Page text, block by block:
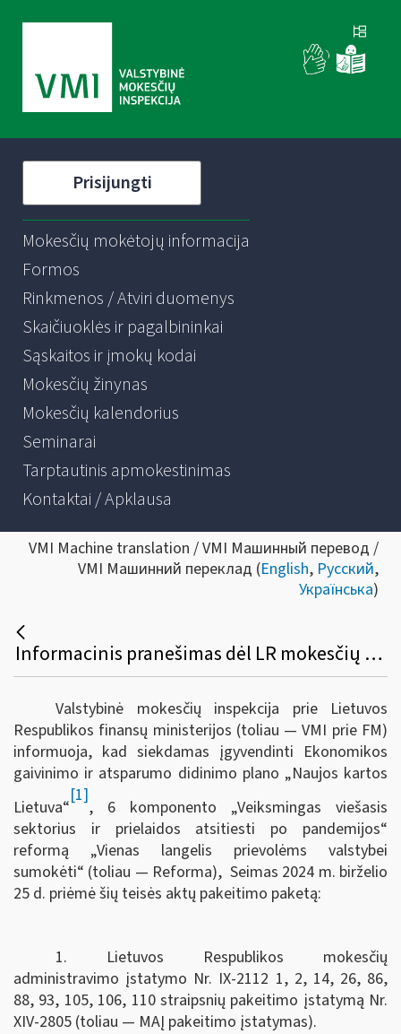
Prisijungti
Mokesčių mokėtojų informacija
Formos
Rinkmenos / Atviri duomenys
Skaičiuoklės ir pagalbininkai
Sąskaitos ir įmokų kodai
Mokesčių žinynas
Mokesčių kalendorius
Seminarai
Tarptautinis apmokestinimas
Kontaktai / Apklausa
VMI Machine translation / VMI Машинный перевод /
VMI Машинний переклад (English, Русский,
Українська)
Informacinis pranešimas dėl LR mokesčių administravimo įstatymo ir kitų teisės aktų pakeitimo
Valstybinė mokesčių inspekcija prie Lietuvos
Respublikos finansų ministerijos (toliau — VMI prie FM)
informuoja, kad siekdamas įgyvendinti Ekonomikos
gaivinimo ir atsparumo didinimo plano „Naujos kartos
Lietuva“
[1]
, 6 komponento „Veiksmingas viešasis
sektorius ir prielaidos atsitiesti po pandemijos“
reformą „Vienas langelis prievolėms valstybei
sumokėti“ (toliau — Reforma), Seimas 2024 m. birželio
25 d. priėmė šių teisės aktų pakeitimo paketą:
1. Lietuvos Respublikos mokesčių
administravimo įstatymo Nr. IX-2112 1, 2, 14, 26, 86,
88, 93, 105, 106, 110 straipsnių pakeitimo įstatymą Nr.
XIV-2805 (toliau — MAĮ pakeitimo įstatymas).